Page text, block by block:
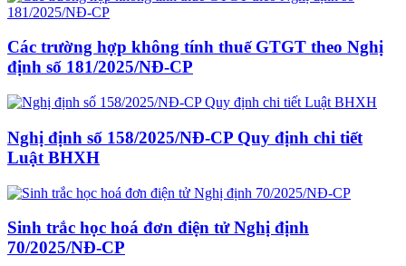
Các trường hợp không tính thuế GTGT theo Nghị
định số 181/2025/NĐ-CP
Nghị định số 158/2025/NĐ-CP Quy định chi tiết
Luật BHXH
Sinh trắc học hoá đơn điện tử Nghị định
70/2025/NĐ-CP